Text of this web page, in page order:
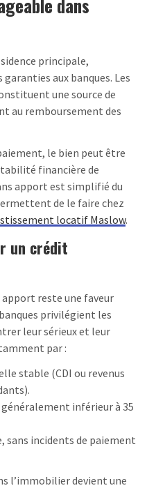
principale,
aux banques. Les
une source de
au remboursement des
le bien peut être
financière de
apport est simplifié du
de le faire chez
locatif Maslow.
un crédit
reste une faveur
privilégient les
leur sérieux et leur
par :
stable (CDI ou revenus
inférieur à 35
sans incidents de paiement
l’immobilier devient une